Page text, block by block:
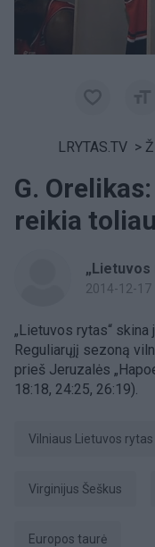
LRYTAS.TV >
G.
reikia
2014-12-17
„Lietuvos rytas“ skina
Reguliarųjį sezoną
prieš Jeruzalės
18:18, 24:25, 26:19).
Vilniaus Lietuvos rytas
Virginijus Šeškus
Europos taurė